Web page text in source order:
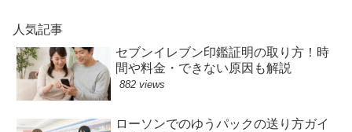
人気記事
セブンイレブン印鑑証明の取り方！時
間や料金・できない原因も解説
882 views
ローソンでのゆうパックの送り方ガイ